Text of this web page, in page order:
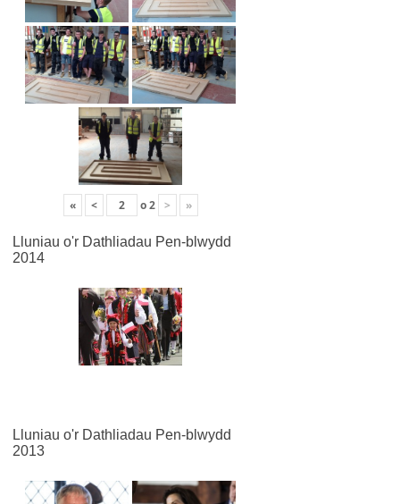
« < o2 > »
Lluniau o'r Dathliadau Pen-blwydd
2014
Lluniau o'r Dathliadau Pen-blwydd
2013